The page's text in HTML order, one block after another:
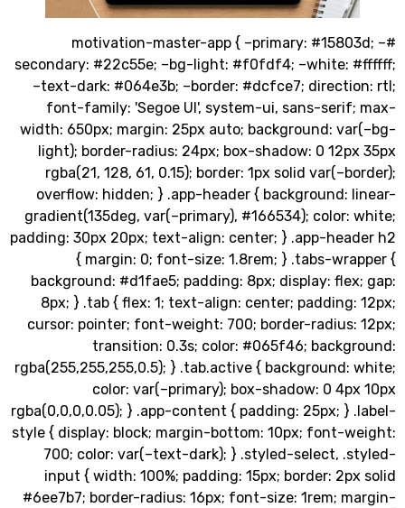
#motivation-master-app { –primary:
secondary: #22c55e; –bg-light: #f0fdf4;
–text-dark: #064e3b; –border: #dcfce7;
font-family: 'Segoe UI', system-ui, sans-
width: 650px; margin: 25px auto; background:
light); border-radius: 24px; box-shadow: 0
rgba(21, 128, 61, 0.15); border: 1px solid
overflow: hidden; } .app-header { background:
gradient(135deg, var(–primary), #166534);
padding: 30px 20px; text-align: center; } .app-
{ margin: 0; font-size: 1.8rem; } .tabs-
background: #d1fae5; padding: 8px; display:
8px; } .tab { flex: 1; text-align: center;
cursor: pointer; font-weight: 700; border-
transition: 0.3s; color: #065f46;
rgba(255,255,255,0.5); } .tab.active {
color: var(–primary); box-shadow: 0
rgba(0,0,0,0.05); } .app-content { padding: 25px; }
style { display: block; margin-bottom: 10px; font-
700; color: var(–text-dark); } .styled-select,
input { width: 100%; padding: 15px; border:
#6ee7b7; border-radius: 16px; font-size: 1rem;